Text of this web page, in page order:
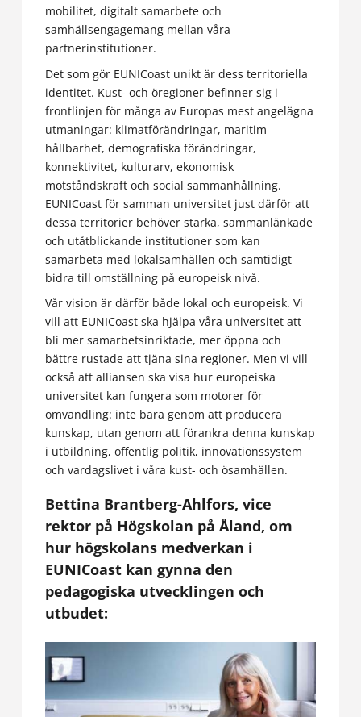
mobilitet, digitalt samarbete och
samhällsengagemang mellan våra
partnerinstitutioner.
Det som gör EUNICoast unikt är dess territoriella
identitet. Kust- och öregioner befinner sig i
frontlinjen för många av Europas mest angelägna
utmaningar: klimatförändringar, maritim
hållbarhet, demografiska förändringar,
konnektivitet, kulturarv, ekonomisk
motståndskraft och social sammanhållning.
EUNICoast för samman universitet just därför att
dessa territorier behöver starka, sammanlänkade
och utåtblickande institutioner som kan
samarbeta med lokalsamhällen och samtidigt
bidra till omställning på europeisk nivå.
Vår vision är därför både lokal och europeisk. Vi
vill att EUNICoast ska hjälpa våra universitet att
bli mer samarbetsinriktade, mer öppna och
bättre rustade att tjäna sina regioner. Men vi vill
också att alliansen ska visa hur europeiska
universitet kan fungera som motorer för
omvandling: inte bara genom att producera
kunskap, utan genom att förankra denna kunskap
i utbildning, offentlig politik, innovationssystem
och vardagslivet i våra kust- och ösamhällen.
Bettina Brantberg-Ahlfors, vice
rektor på Högskolan på Åland, om
hur högskolans medverkan i
EUNICoast kan gynna den
pedagogiska utvecklingen och
utbudet: